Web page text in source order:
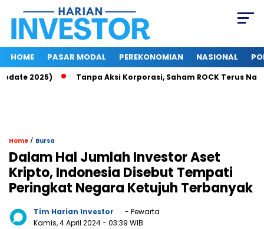
HOME PASAR MODAL PEREKONOMIAN NASIONAL
2025) Tanpa Aksi Korporasi, Saham ROCK Terus Naik,
Home / Bursa
Dalam Hal Jumlah Investor Aset
Kripto, Indonesia Disebut Tempati
Peringkat Negara Ketujuh Terbanyak
Tim Harian Investor
- Pewarta
Kamis, 4 April 2024- 03:39 WIB